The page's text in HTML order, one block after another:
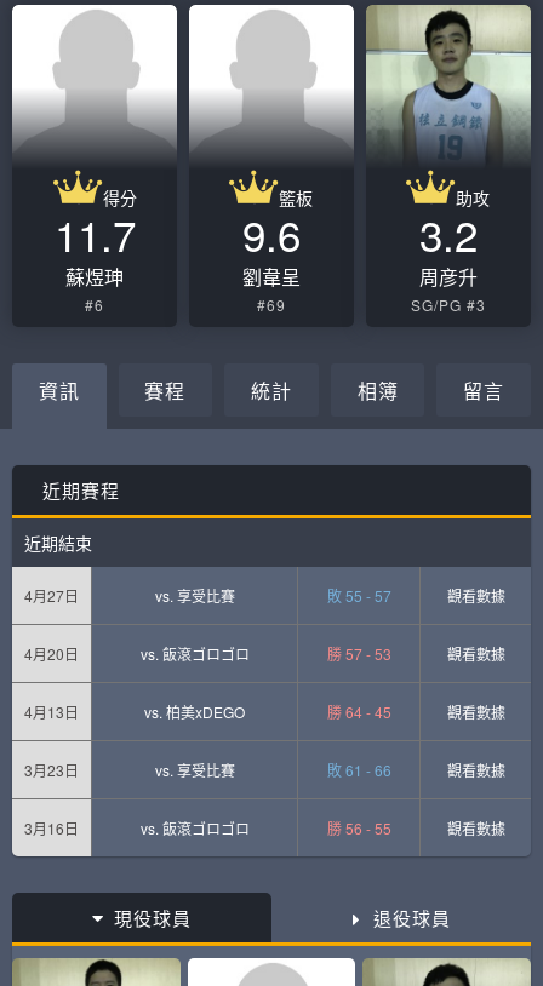
得分
11.7
蘇煜珅
#6
籃板
9.6
劉韋呈
#69
助攻
3.2
周彦升
SG/PG #3
資訊 賽程 統計 相簿 留言
近期賽程
近期結束
4月27日 vs. 享受比賽 敗 55 - 57 觀看數據
4月20日 vs. 飯滾ゴロゴロ 勝 57 - 53 觀看數據
4月13日 vs. 柏美xDEGO 勝 64 - 45 觀看數據
3月23日 vs. 享受比賽 敗 61 - 66 觀看數據
3月16日 vs. 飯滾ゴロゴロ 勝 56 - 55 觀看數據
現役球員 退役球員